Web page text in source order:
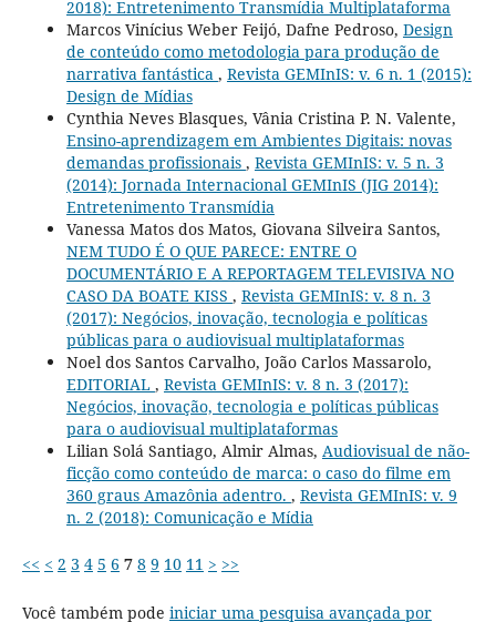
2018): Entretenimento Transmídia Multiplataforma
Marcos Vinícius Weber Feijó, Dafne Pedroso, Design
de conteúdo como metodologia para produção de
narrativa fantástica , Revista GEMInIS: v. 6 n. 1 (2015):
Design de Mídias
Cynthia Neves Blasques, Vânia Cristina P. N. Valente,
Ensino-aprendizagem em Ambientes Digitais: novas
demandas profissionais , Revista GEMInIS: v. 5 n. 3
(2014): Jornada Internacional GEMInIS (JIG 2014):
Entretenimento Transmídia
Vanessa Matos dos Matos, Giovana Silveira Santos,
NEM TUDO É O QUE PARECE: ENTRE O
DOCUMENTÁRIO E A REPORTAGEM TELEVISIVA NO
CASO DA BOATE KISS , Revista GEMInIS: v. 8 n. 3
(2017): Negócios, inovação, tecnologia e políticas
públicas para o audiovisual multiplataformas
Noel dos Santos Carvalho, João Carlos Massarolo,
EDITORIAL , Revista GEMInIS: v. 8 n. 3 (2017):
Negócios, inovação, tecnologia e políticas públicas
para o audiovisual multiplataformas
Lilian Solá Santiago, Almir Almas, Audiovisual de não-
ficção como conteúdo de marca: o caso do filme em
360 graus Amazônia adentro. , Revista GEMInIS: v. 9
n. 2 (2018): Comunicação e Mídia
<< < 2 3 4 5 6 7 8 9 10 11 > >>
Você também pode iniciar uma pesquisa avançada por